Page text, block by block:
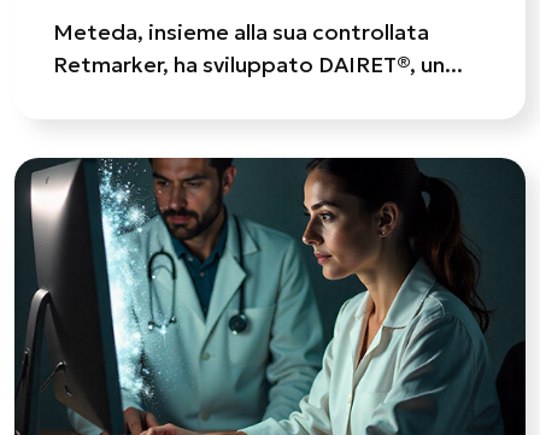
Meteda, insieme alla sua controllata
Retmarker, ha sviluppato DAIRET®, un...